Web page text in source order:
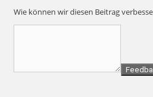
Wie können wir diesen Beitrag